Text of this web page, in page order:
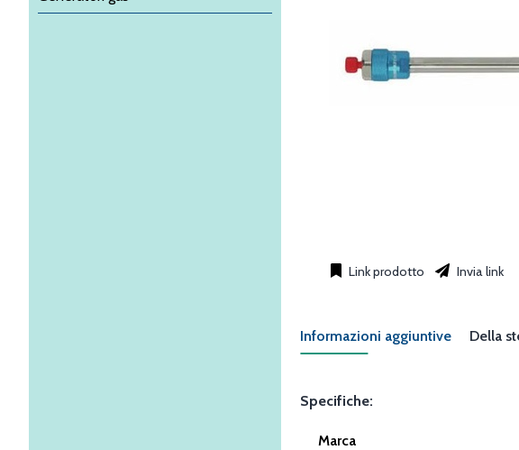
Link prodotto Invia link
Informazioni aggiuntive Della
Specifiche:
Marca